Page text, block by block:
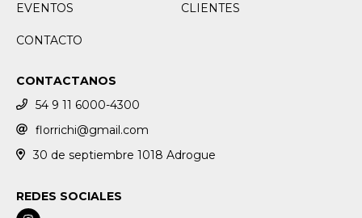
EVENTOS CLIENTES
CONTACTO
CONTACTANOS
54 9 11 6000-4300
florrichi@gmail.com
30 de septiembre 1018 Adrogue
REDES SOCIALES